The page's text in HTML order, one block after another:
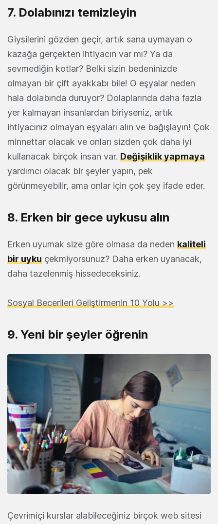
7. Dolabınızı temizleyin
Giysilerini gözden geçir, artık sana uymayan o
kazağa gerçekten ihtiyacın var mı? Ya da
sevmediğin kotlar? Belki sizin bedeninizde
olmayan bir çift ayakkabı bile! O eşyalar neden
hala dolabında duruyor? Dolaplarında daha fazla
yer kalmayan insanlardan biriyseniz, artık
ihtiyacınız olmayan eşyaları alın ve bağışlayın! Çok
minnettar olacak ve onları sizden çok daha iyi
kullanacak birçok insan var. Değişiklik yapmaya
yardımcı olacak bir şeyler yapın, pek
görünmeyebilir, ama onlar için çok şey ifade eder.
8. Erken bir gece uykusu alın
Erken uyumak size göre olmasa da neden kaliteli
bir uyku çekmiyorsunuz? Daha erken uyanacak,
daha tazelenmiş hissedeceksiniz.
Sosyal Becerileri Geliştirmenin 10 Yolu >>
9. Yeni bir şeyler öğrenin
Çevrimiçi kurslar alabileceğiniz birçok web sitesi